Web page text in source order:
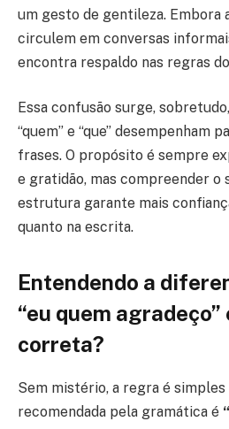
um gesto de gentileza. Embora
circulem em conversas
encontra respaldo nas regras
Essa confusão surge,
“quem” e “que” desempenham
frases. O propósito é sempre
e gratidão, mas compreender o
estrutura garante mais
quanto na escrita.
Entendendo a
“eu quem
correta?
Sem mistério, a regra é
recomendada pela gramática é